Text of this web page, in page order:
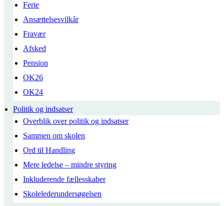
Ferie
Ansættelsesvilkår
Fravær
Afsked
Pension
OK26
OK24
Politik og indsatser
Overblik over politik og indsatser
Sammen om skolen
Ord til Handling
Mere ledelse – mindre styring
Inkluderende fællesskaber
Skolelederundersøgelsen